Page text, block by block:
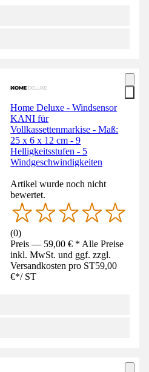
Home Deluxe - Windsensor
KANI für
Vollkassettenmarkise - Maß:
25 x 6 x 12 cm - 9
Helligkeitsstufen - 5
Windgeschwindigkeiten
Artikel wurde noch nicht
bewertet.
(0)
Preis — 59,00 € * Alle Preise
inkl. MwSt. und ggf. zzgl.
Versandkosten pro ST59,00
€*/ ST